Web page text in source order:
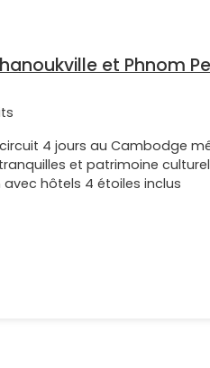
et Phnom
4 jours au Cambodge
et patrimoine
avec hôtels 4 étoiles inclus